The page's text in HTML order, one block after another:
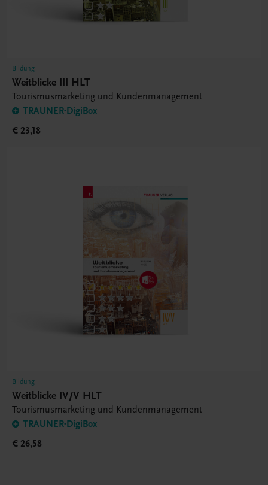
Bildung
Weitblicke III HLT
Tourismusmarketing und Kundenmanagement
TRAUNER-DigiBox
€ 23,18
Bildung
Weitblicke IV/V HLT
Tourismusmarketing und Kundenmanagement
TRAUNER-DigiBox
€ 26,58